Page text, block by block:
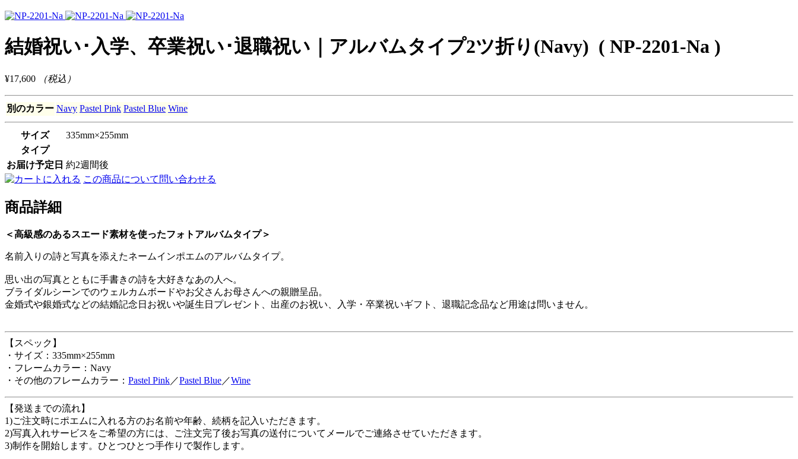
結婚祝い･入学、卒業祝い･退職祝い｜アルバムタイプ2ツ折り(Navy) ( NP-2201-Na )
¥17,600 （税込）
別のカラー Navy Pastel Pink Pastel Blue Wine
サイズ
335mm×255mm
タイプ
お届け予定日 約2週間後
この商品について問い合わせる
商品詳細
＜高級感のあるスエード素材を使ったフォトアルバムタイプ＞
名前入りの詩と写真を添えたネームインポエムのアルバムタイプ。
思い出の写真とともに手書きの詩を大好きなあの人へ。
ブライダルシーンでのウェルカムボードやお父さんお母さんへの親贈呈品。
金婚式や銀婚式などの結婚記念日お祝いや誕生日プレゼント、出産のお祝い、入学・卒業祝いギフト、退職記念品など用途は問いません。
【スペック】
・サイズ：335mm×255mm
・フレームカラー：Navy
・その他のフレームカラー： Pastel Pink／Pastel Blue／Wine
【発送までの流れ】
1)ご注文時にポエムに入れる方のお名前や年齢、続柄を記入いただきます。
2)写真入れサービスをご希望の方には、ご注文完了後お写真の送付についてメールでご連絡させていただきます。
3)制作を開始します。ひとつひとつ手作りで製作します。